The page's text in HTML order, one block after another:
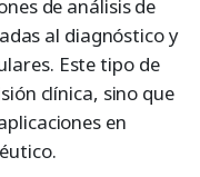
de análisis de
al diagnóstico y
Este tipo de
clínica, sino que
en